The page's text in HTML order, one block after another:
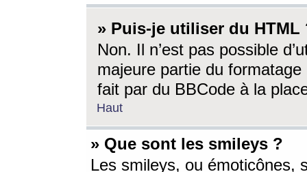
» Puis-je utiliser du HTML
Non. Il n’est pas possible
majeure partie du
fait par du BBCode à la
Haut
» Que sont les smileys ?
Les smileys, ou émoticônes,